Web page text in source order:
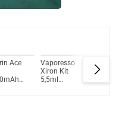
System Kit Grün
Kit Silber
Ace
Vaporesso
Xiron Kit
5,5ml
Voopoo
Drag